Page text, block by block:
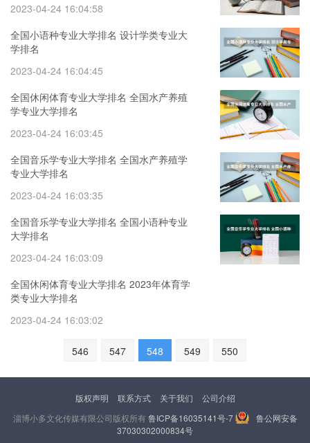
2023-04-24 16:04:58
全国小语种专业大学排名 设计学类专业大
学排名
2023-04-24 16:04:45
全国休闲体育专业大学排名 全国水产养殖
学专业大学排名
2023-04-24 16:03:45
全国音乐学专业大学排名 全国水产养殖学
专业大学排名
2023-04-24 16:03:35
全国音乐学专业大学排名 全国小语种专业
大学排名
2023-04-24 16:03:09
全国休闲体育专业大学排名 2023年体育学
类专业大学排名
2023-04-24 16:03:02
546 547 548 549 550
版权声明 联系方式 关于我们
公司介绍
淄博小多文化传媒有限公司版权所有鲁ICP备16035141号-7
鲁公网安备
37030302000834号